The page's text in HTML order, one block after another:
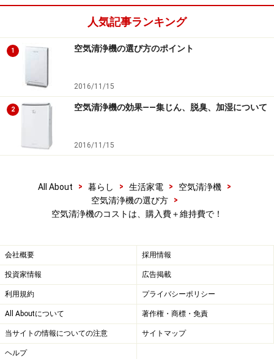
人気記事ランキング
1 空気清浄機の選び方のポイント
2016/11/15
2 空気清浄機の効果――集じん、脱臭、加湿について
2016/11/15
All About > 暮らし > 生活家電 > 空気清浄機
>
空気清浄機の選び方
>
空気清浄機のコストは、購入費＋維持費で！
会社概要 採用情報
投資家情報 広告掲載
利用規約 プライバシーポリシー
All Aboutについて 著作権・商標・免責
当サイトの情報についての注意 サイトマップ
ヘルプ